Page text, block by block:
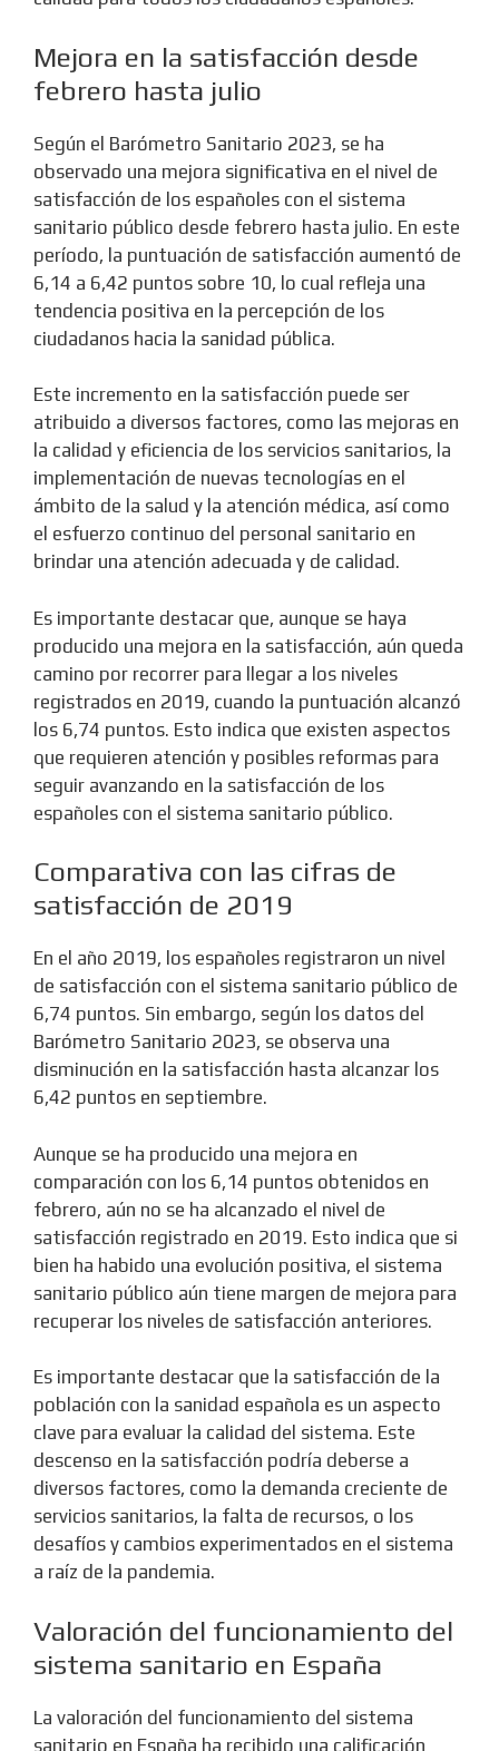
Mejora en la satisfacción desde
febrero hasta julio
Según el Barómetro Sanitario 2023, se ha
observado una mejora significativa en el nivel de
satisfacción de los españoles con el sistema
sanitario público desde febrero hasta julio. En este
período, la puntuación de satisfacción aumentó de
6,14 a 6,42 puntos sobre 10, lo cual refleja una
tendencia positiva en la percepción de los
ciudadanos hacia la sanidad pública.
Este incremento en la satisfacción puede ser
atribuido a diversos factores, como las mejoras en
la calidad y eficiencia de los servicios sanitarios, la
implementación de nuevas tecnologías en el
ámbito de la salud y la atención médica, así como
el esfuerzo continuo del personal sanitario en
brindar una atención adecuada y de calidad.
Es importante destacar que, aunque se haya
producido una mejora en la satisfacción, aún queda
camino por recorrer para llegar a los niveles
registrados en 2019, cuando la puntuación alcanzó
los 6,74 puntos. Esto indica que existen aspectos
que requieren atención y posibles reformas para
seguir avanzando en la satisfacción de los
españoles con el sistema sanitario público.
Comparativa con las cifras de
satisfacción de 2019
En el año 2019, los españoles registraron un nivel
de satisfacción con el sistema sanitario público de
6,74 puntos. Sin embargo, según los datos del
Barómetro Sanitario 2023, se observa una
disminución en la satisfacción hasta alcanzar los
6,42 puntos en septiembre.
Aunque se ha producido una mejora en
comparación con los 6,14 puntos obtenidos en
febrero, aún no se ha alcanzado el nivel de
satisfacción registrado en 2019. Esto indica que si
bien ha habido una evolución positiva, el sistema
sanitario público aún tiene margen de mejora para
recuperar los niveles de satisfacción anteriores.
Es importante destacar que la satisfacción de la
población con la sanidad española es un aspecto
clave para evaluar la calidad del sistema. Este
descenso en la satisfacción podría deberse a
diversos factores, como la demanda creciente de
servicios sanitarios, la falta de recursos, o los
desafíos y cambios experimentados en el sistema
a raíz de la pandemia.
Valoración del funcionamiento del
sistema sanitario en España
La valoración del funcionamiento del sistema
sanitario en España ha recibido una calificación